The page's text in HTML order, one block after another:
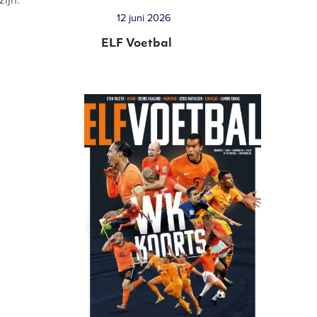
12 juni 2026
ELF Voetbal